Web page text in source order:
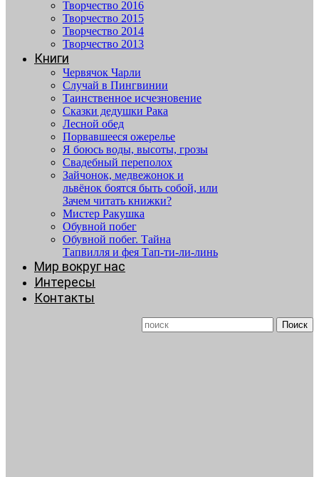
Творчество 2016
Творчество 2015
Творчество 2014
Творчество 2013
Книги
Червячок Чарли
Случай в Пингвинии
Таинственное исчезновение
Сказки дедушки Рака
Лесной обед
Порвавшееся ожерелье
Я боюсь воды, высоты, грозы
Свадебный переполох
Зайчонок, медвежонок и
львёнок боятся быть собой, или
Зачем читать книжки?
Мистер Ракушка
Обувной побег
Обувной побег. Тайна
Тапвилля и фея Тап-ти-ли-линь
Мир вокруг нас
Интересы
Контакты